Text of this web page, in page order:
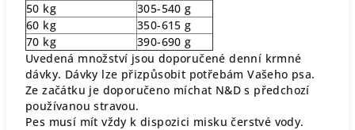
50 kg
305-540 g
60 kg
350-615 g
70 kg
390-690 g
Uvedená množství jsou doporučené denní krmné
dávky. Dávky lze přizpůsobit potřebám Vašeho psa.
Ze začátku je doporučeno míchat N&D s předchozí
používanou stravou.
Pes musí mít vždy k dispozici misku čerstvé vody.